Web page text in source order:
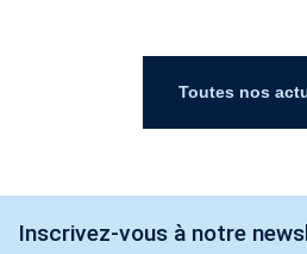
Toutes nos
Inscrivez-vous à notre